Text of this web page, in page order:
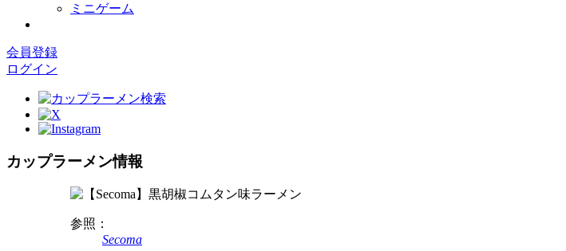
ミニゲーム
会員登録
ログイン
カップラーメン情報
参照：
Secoma